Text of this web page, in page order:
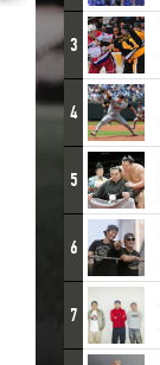
3
4
5
6
7